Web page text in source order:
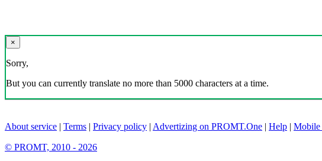
×
Sorry,
But you can currently translate no more than 5000 characters at a time.
About service | Terms | Privacy policy | Advertizing on PROMT.One | Help | Mobile
© PROMT, 2010 - 2026